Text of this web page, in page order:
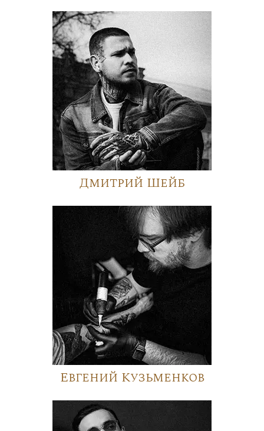
Дмитрий Шейб
Евгений Кузьменков